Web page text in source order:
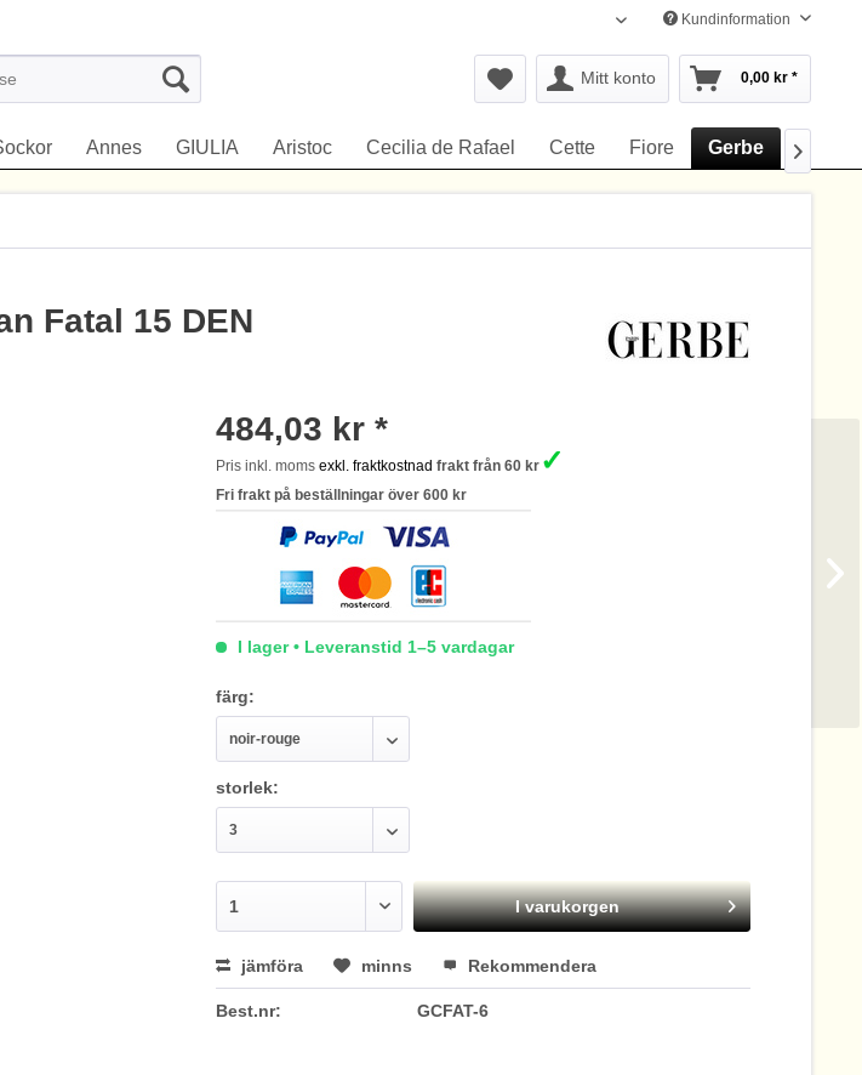
Svenska Kundinformation
Mitt konto 0,00 kr *
Annes GIULIA Aristoc Cecilia de Rafael Cette Fiore Gerbe 
Fatal 15 DEN
484,03 kr *
Pris inkl. momsexkl. fraktkostnad frakt från 60 kr ✓
Fri frakt på beställningar över 600 kr
I lager • Leveranstid 1–5 vardagar
färg:
storlek:
I varukorgen
jämföra minns Rekommendera
Best.nr: GCFAT-6